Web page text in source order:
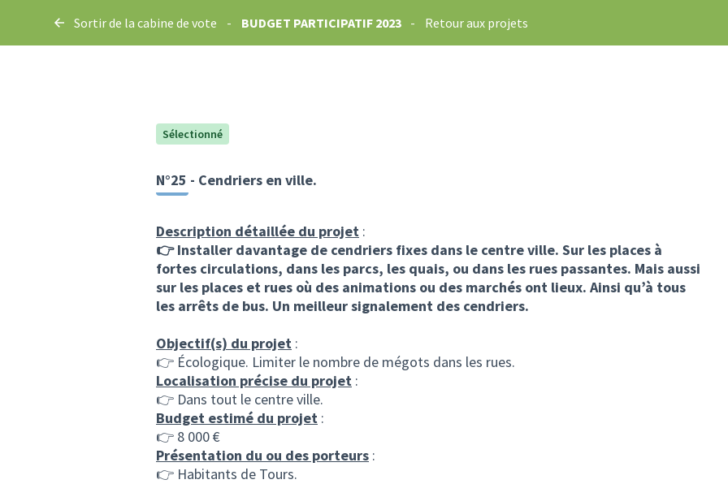
Sortir de la cabine de vote - BUDGET PARTICIPATIF 2023 - Retour aux projets
Sélectionné
N°25 - Cendriers en ville.
Description détaillée du projet :
👉 Installer davantage de cendriers fixes dans le centre ville. Sur les places à
fortes circulations, dans les parcs, les quais, ou dans les rues passantes. Mais aussi
sur les places et rues où des animations ou des marchés ont lieux. Ainsi qu’à tous
les arrêts de bus. Un meilleur signalement des cendriers.
Objectif(s) du projet :
👉 Écologique. Limiter le nombre de mégots dans les rues.
Localisation précise du projet :
👉 Dans tout le centre ville.
Budget estimé du projet :
👉 8 000 €
Présentation du ou des porteurs :
👉 Habitants de Tours.